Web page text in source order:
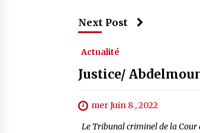
Next Post
Actualité
Justice/
mer Juin 8 , 2022
Le Tribunal criminel de la Cour